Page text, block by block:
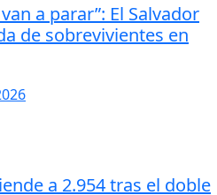
a parar”: El Salvador
de sobrevivientes en
a 2.954 tras el doble